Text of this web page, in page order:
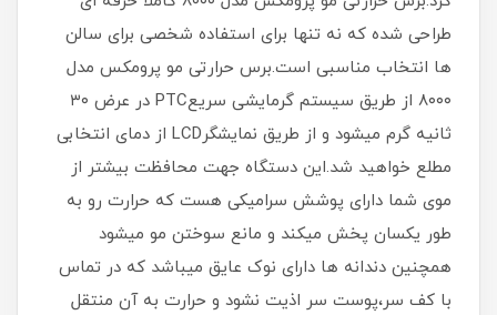
طراحی شده که نه تنها برای استفاده شخصی برای سالن
ها انتخاب مناسبی است.برس حرارتی مو پرومکس مدل
۸۰۰۰ از طریق سیستم گرمایشی سریعPTC در عرض ۳۰
ثانیه گرم میشود و از طریق نمایشگرLCD از دمای انتخابی
مطلع خواهید شد.این دستگاه جهت محافظت بیشتر از
موی شما دارای پوشش سرامیکی هست که حرارت رو به
طور یکسان پخش میکند و مانع سوختن مو میشود
همچنین دندانه ها دارای نوک عایق میباشد که در تماس
با کف سر،پوست سر اذیت نشود و حرارت به آن منتقل